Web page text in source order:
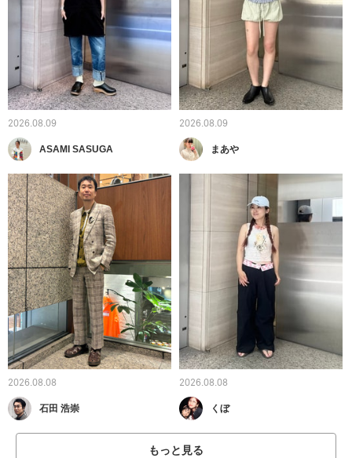
2026.08.09
ASAMI SASUGA
2026.08.09
まあや
2026.08.08
石田 浩崇
2026.08.08
くぼ
もっと見る